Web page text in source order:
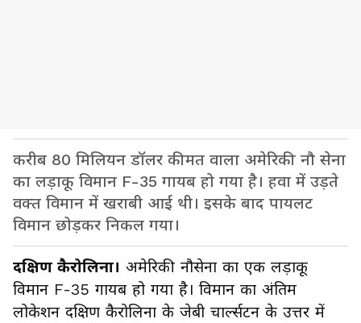
करीब 80 मिलियन डॉलर कीमत वाला अमेरिकी नौ सेना
का लड़ाकू विमान F-35 गायब हो गया है। हवा में उड़ते
वक्त विमान में खराबी आई थी। इसके बाद पायलट
विमान छोड़कर निकल गया।
दक्षिण कैरोलिना। अमेरिकी नौसेना का एक लड़ाकू
विमान F-35 गायब हो गया है। विमान का अंतिम
लोकेशन दक्षिण कैरोलिना के जेबी चार्ल्सटन के उत्तर में